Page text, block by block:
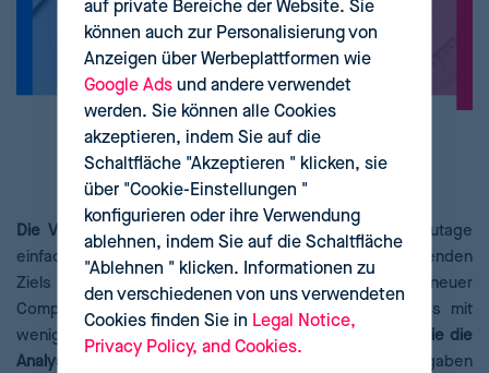
Wie können KPIs online
verfolgt werden?
Die Verfolgung von KPIs eines E-Commerceist heutzutage
einfacher denn je. Obwohl sie von der Art des zu messenden
Ziels abhängen, ermöglicht die Entwicklung neuer
Computeranwendungen einen automatisierten Prozess mit
wenig Risiko. Mithilfe dieser Anwendungen
verkürzen Sie die
Analysezeit
und können die gewonnene Zeit für Aufgaben
auf private Bereiche der Website. Sie
können auch zur Personalisierung von
Anzeigen über Werbeplattformen wie
Google Adsund andere verwendet
werden. Sie können alle Cookies
akzeptieren, indem Sie auf die
Schaltfläche "Akzeptieren " klicken, sie
über "Cookie-Einstellungen "
konfigurieren oder ihre Verwendung
ablehnen, indem Sie auf die Schaltfläche
"Ablehnen " klicken. Informationen zu
den verschiedenen von uns verwendeten
Cookies finden Sie in Legal Notice,
Privacy Policy, and Cookies.